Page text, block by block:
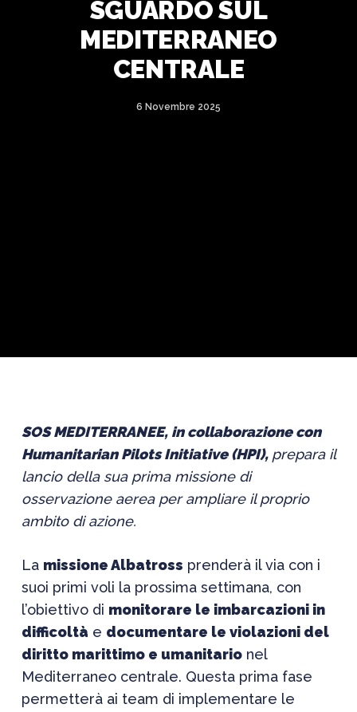
SGUARDO SUL
MEDITERRANEO
CENTRALE
6 Novembre 2025
SOS MEDITERRANEE, in collaborazione con
Humanitarian Pilots Initiative (HPI), prepara il
lancio della sua prima missione di
osservazione aerea perampliare il proprio
ambito di azione.
La missione Albatross prenderà il via con i
suoi primi voli la prossima settimana, con
l’obiettivo di monitorare le imbarcazioni in
difficoltà e documentare le violazioni del
diritto marittimo e umanitarionel
Mediterraneo centrale. Questa prima fase
permetterà ai team di implementare le